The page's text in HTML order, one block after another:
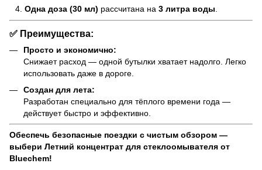
Одна доза (30 мл) рассчитана на 3 литра воды.
✅ Преимущества:
Просто и экономично:
Снижает расход — одной бутылки хватает надолго. Легко
использовать даже в дороге.
Создан для лета:
Разработан специально для тёплого времени года —
действует быстро и эффективно.
Обеспечь безопасные поездки с чистым обзором —
выбери Летний концентрат для стеклоомывателя от
Bluechem!